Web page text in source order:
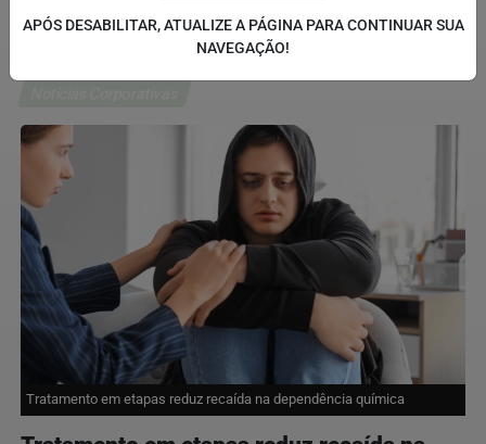
Tratamento em etapas reduz recaída na dependência química
APÓS DESABILITAR, ATUALIZE A PÁGINA PARA CONTINUAR SUA
NAVEGAÇÃO!